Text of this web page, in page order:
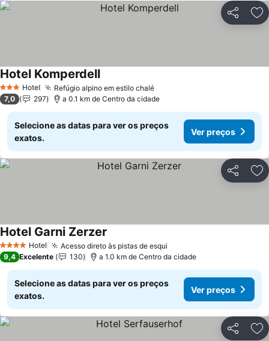
Partilhar
3 EstrelasHotel Refúgio alpino em estilo chalé
Hotel Komperdell
7,0 297 a 0.1 km de Centro da cidade
Selecione as datas para ver os preços
exatos.
Ver preços
Partilhar
4 EstrelasHotel Acesso direto às pistas de esqui
Hotel Garni Zerzer
9,4 Excelente 130 a 1.0 km de Centro da cidade
Selecione as datas para ver os preços
exatos.
Ver preços
Partilhar